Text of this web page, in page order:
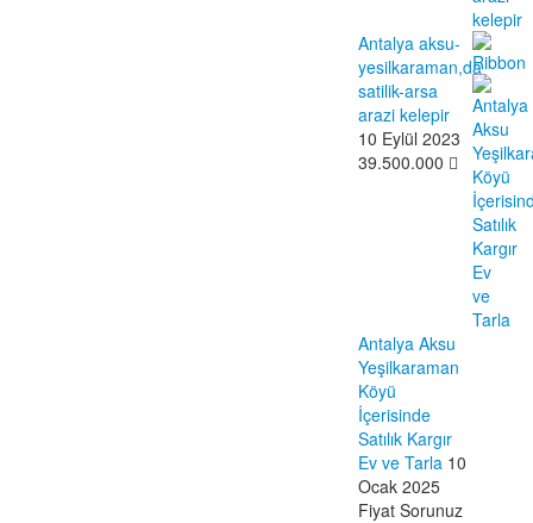
Antalya aksu-
yesilkaraman,da
satilik-arsa
arazi kelepir
10 Eylül 2023
39.500.000
Antalya Aksu
Yeşilkaraman
Köyü
İçerisinde
Satılık Kargır
Ev ve Tarla 10
Ocak 2025
Fiyat Sorunuz